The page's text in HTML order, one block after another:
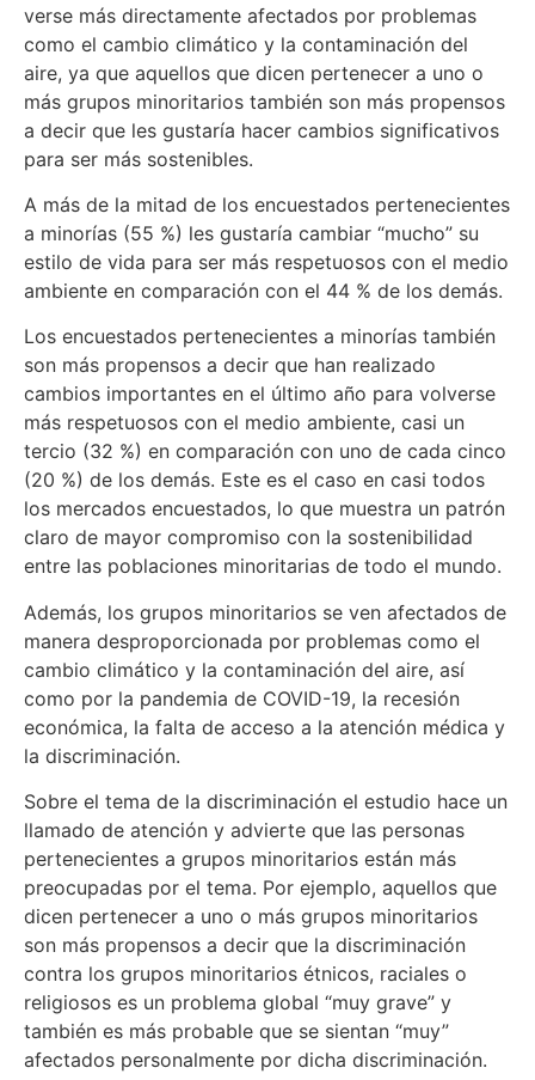
verse más directamente afectados por problemas
como el cambio climático y la contaminación del
aire, ya que aquellos que dicen pertenecer a uno o
más grupos minoritarios también son más propensos
a decir que les gustaría hacer cambios significativos
para ser más sostenibles.
A más de la mitad de los encuestados pertenecientes
a minorías (55 %) les gustaría cambiar “mucho” su
estilo de vida para ser más respetuosos con el medio
ambiente en comparación con el 44 % de los demás.
Los encuestados pertenecientes a minorías también
son más propensos a decir que han realizado
cambios importantes en el último año para volverse
más respetuosos con el medio ambiente, casi un
tercio (32 %) en comparación con uno de cada cinco
(20 %) de los demás. Este es el caso en casi todos
los mercados encuestados, lo que muestra un patrón
claro de mayor compromiso con la sostenibilidad
entre las poblaciones minoritarias de todo el mundo.
Además, los grupos minoritarios se ven afectados de
manera desproporcionada por problemas como el
cambio climático y la contaminación del aire, así
como por la pandemia de COVID-19, la recesión
económica, la falta de acceso a la atención médica y
la discriminación.
Sobre el tema de la discriminación el estudio hace un
llamado de atención y advierte que las personas
pertenecientes a grupos minoritarios están más
preocupadas por el tema. Por ejemplo, aquellos que
dicen pertenecer a uno o más grupos minoritarios
son más propensos a decir que la discriminación
contra los grupos minoritarios étnicos, raciales o
religiosos es un problema global “muy grave” y
también es más probable que se sientan “muy”
afectados personalmente por dicha discriminación.